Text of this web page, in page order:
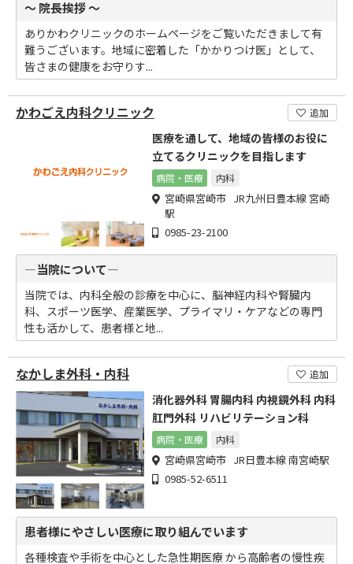
～ 院長挨拶 ～
ありかわクリニックのホームページをご覧いただきまして有
難うございます。地域に密着した「かかりつけ医」として、
皆さまの健康をお守りす...
かわごえ内科クリニック 追加
医療を通して、地域の皆様のお役に
立てるクリニックを目指します
病院・医療 内科
宮崎県宮崎市 JR九州日豊本線 宮崎
駅
0985-23-2100
―当院について―
当院では、内科全般の診療を中心に、脳神経内科や腎臓内
科、スポーツ医学、産業医学、プライマリ・ケアなどの専門
性も活かして、患者様と地...
なかしま外科・内科 追加
消化器外科 胃腸内科 内視鏡外科 内科
肛門外科 リハビリテーション科
病院・医療 内科
宮崎県宮崎市 JR日豊本線 南宮崎駅
0985-52-6511
患者様にやさしい医療に取り組んでいます
各種検査や手術を中心とした急性期医療 から高齢者の慢性疾